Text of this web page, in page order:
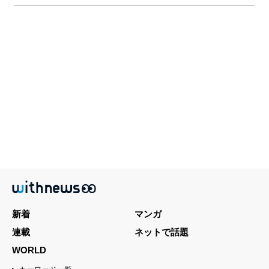
新着
マンガ
連載
ネットで話題
WORLD